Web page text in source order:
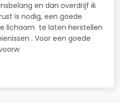
en dan overdrijf ik
is nodig, een goede
lichaam te laten herstellen
. Voor een goede